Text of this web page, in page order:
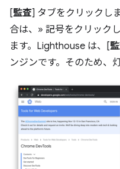
[監査] タブをクリックし
合は、» 記号をクリック
ます。Lighthouse は、[
ンジンです。そのため、